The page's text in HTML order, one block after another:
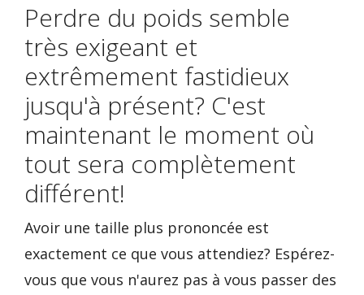
Perdre du poids semble
très exigeant et
extrêmement fastidieux
jusqu'à présent? C'est
maintenant le moment où
tout sera complètement
différent!
Avoir une taille plus prononcée est
exactement ce que vous attendiez? Espérez-
vous que vous n'aurez pas à vous passer des